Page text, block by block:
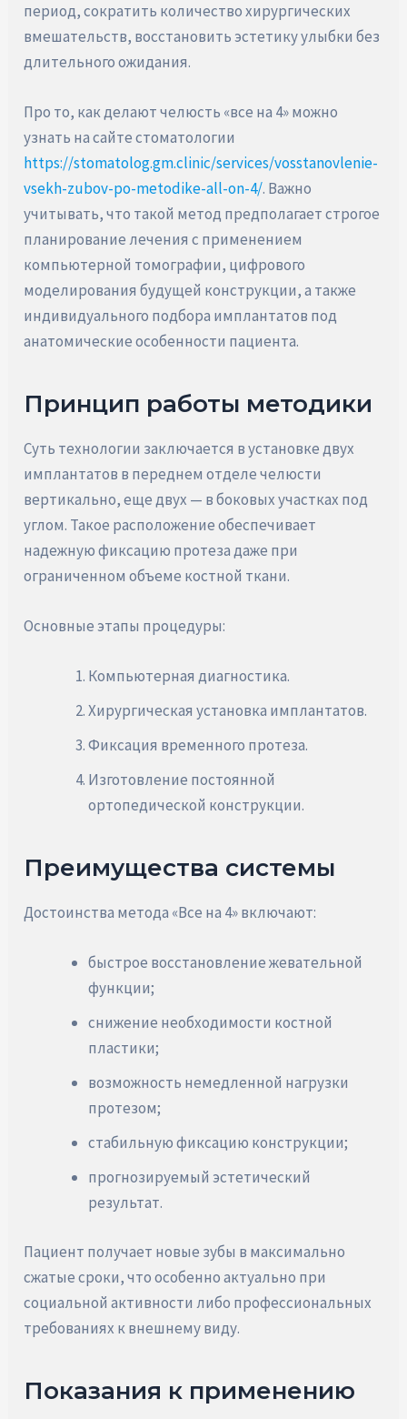
период, сократить количество хирургических
вмешательств, восстановить эстетику улыбки без
длительного ожидания.
Про то, как делают челюсть «все на 4» можно
узнать на сайте стоматологии
https://stomatolog.gm.clinic/services/vosstanovlenie-
vsekh-zubov-po-metodike-all-on-4/. Важно
учитывать, что такой метод предполагает строгое
планирование лечения с применением
компьютерной томографии, цифрового
моделирования будущей конструкции, а также
индивидуального подбора имплантатов под
анатомические особенности пациента.
Принцип работы методики
Суть технологии заключается в установке двух
имплантатов в переднем отделе челюсти
вертикально, еще двух — в боковых участках под
углом. Такое расположение обеспечивает
надежную фиксацию протеза даже при
ограниченном объеме костной ткани.
Основные этапы процедуры:
Компьютерная диагностика.
Хирургическая установка имплантатов.
Фиксация временного протеза.
Изготовление постоянной
ортопедической конструкции.
Преимущества системы
Достоинства метода «Все на 4» включают:
быстрое восстановление жевательной
функции;
снижение необходимости костной
пластики;
возможность немедленной нагрузки
протезом;
стабильную фиксацию конструкции;
прогнозируемый эстетический
результат.
Пациент получает новые зубы в максимально
сжатые сроки, что особенно актуально при
социальной активности либо профессиональных
требованиях к внешнему виду.
Показания к применению